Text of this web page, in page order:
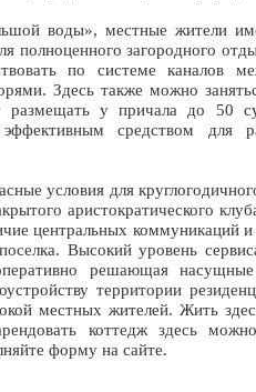
воды», местные жители
полноценного загородного
по системе каналов
Здесь также можно
размещать у причала до 50
средством для
условия для
аристократического
центральных коммуникаций и
Высокий уровень
решающая
территории
местных жителей. Жить
коттедж здесь
форму на сайте.